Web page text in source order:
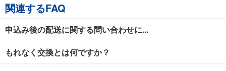
関連するFAQ
申込み後の配送に関する問い合わせに...
もれなく交換とは何ですか？